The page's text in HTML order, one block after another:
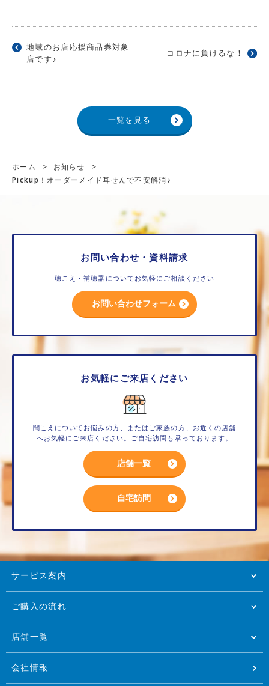
地域のお店応援商品券対象
店です♪
コロナに負けるな！
一覧を見る
ホーム > お知らせ
>
Pickup！オーダーメイド耳せんで不安解消♪
お問い合わせ・資料請求
聴こえ・補聴器についてお気軽にご相談ください
お問い合わせフォーム
お気軽にご来店ください
聞こえについてお悩みの方、またはご家族の方、お近くの店舗
へお気軽にご来店ください。ご自宅訪問も承っております。
店舗一覧
自宅訪問
サービス案内
ご購入の流れ
店舗一覧
会社情報